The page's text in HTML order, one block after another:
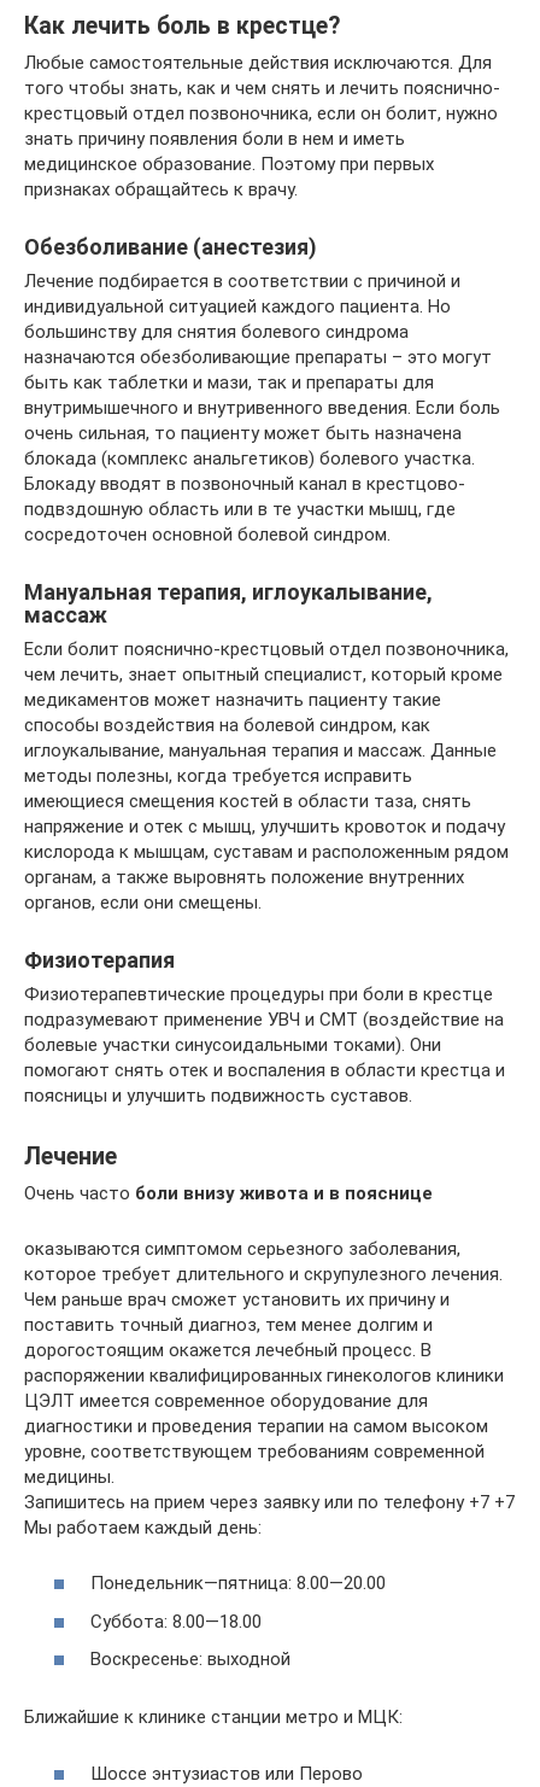
Как лечить боль в крестце?
Любые самостоятельные действия исключаются. Для
того чтобы знать, как и чем снять и лечить пояснично-
крестцовый отдел позвоночника, если он болит, нужно
знать причину появления боли в нем и иметь
медицинское образование. Поэтому при первых
признаках обращайтесь к врачу.
Обезболивание (анестезия)
Лечение подбирается в соответствии с причиной и
индивидуальной ситуацией каждого пациента. Но
большинству для снятия болевого синдрома
назначаются обезболивающие препараты – это могут
быть как таблетки и мази, так и препараты для
внутримышечного и внутривенного введения. Если боль
очень сильная, то пациенту может быть назначена
блокада (комплекс анальгетиков) болевого участка.
Блокаду вводят в позвоночный канал в крестцово-
подвздошную область или в те участки мышц, где
сосредоточен основной болевой синдром.
Мануальная терапия, иглоукалывание,
массаж
Если болит пояснично-крестцовый отдел позвоночника,
чем лечить, знает опытный специалист, который кроме
медикаментов может назначить пациенту такие
способы воздействия на болевой синдром, как
иглоукалывание, мануальная терапия и массаж. Данные
методы полезны, когда требуется исправить
имеющиеся смещения костей в области таза, снять
напряжение и отек с мышц, улучшить кровоток и подачу
кислорода к мышцам, суставам и расположенным рядом
органам, а также выровнять положение внутренних
органов, если они смещены.
Физиотерапия
Физиотерапевтические процедуры при боли в крестце
подразумевают применение УВЧ и СМТ (воздействие на
болевые участки синусоидальными токами). Они
помогают снять отек и воспаления в области крестца и
поясницы и улучшить подвижность суставов.
Лечение
Очень часто боли внизу живота и в пояснице
оказываются симптомом серьезного заболевания,
которое требует длительного и скрупулезного лечения.
Чем раньше врач сможет установить их причину и
поставить точный диагноз, тем менее долгим и
дорогостоящим окажется лечебный процесс. В
распоряжении квалифицированных гинекологов клиники
ЦЭЛТ имеется современное оборудование для
диагностики и проведения терапии на самом высоком
уровне, соответствующем требованиям современной
медицины.
Запишитесь на прием через заявку или по телефону +7 +7
Мы работаем каждый день:
Понедельник—пятница: 8.00—20.00
Суббота: 8.00—18.00
Воскресенье: выходной
Ближайшие к клинике станции метро и МЦК:
Шоссе энтузиастов или Перово